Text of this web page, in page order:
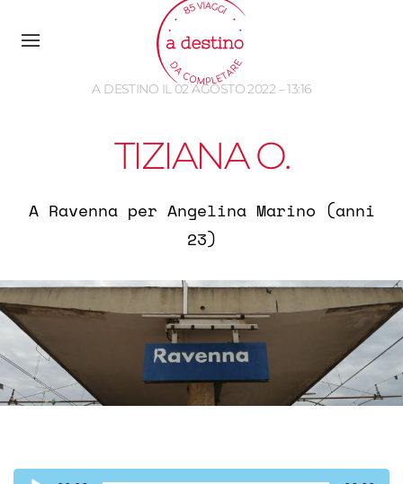
A DESTINO IL 02 AGOSTO 2022 – 13:16
TIZIANA O.
A Ravenna per Angelina Marino (anni
23)